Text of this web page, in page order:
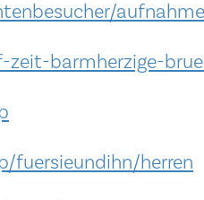
barmherzige-
fuersieundihn/herren